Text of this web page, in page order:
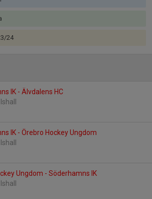
24
IK - Älvdalens HC
IK - Örebro Hockey Ungdom
Ungdom - Söderhamns IK